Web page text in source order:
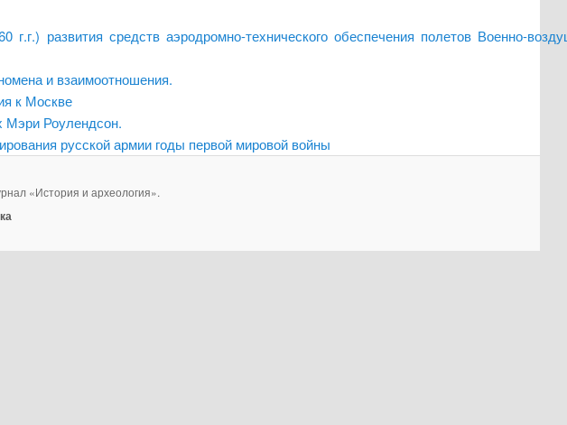
развития средств аэродромно-технического обеспечения полетов Военно-
и взаимоотношения.
к Москве
Мэри Роулендсон.
русской армии годы первой мировой войны
«История и археология».